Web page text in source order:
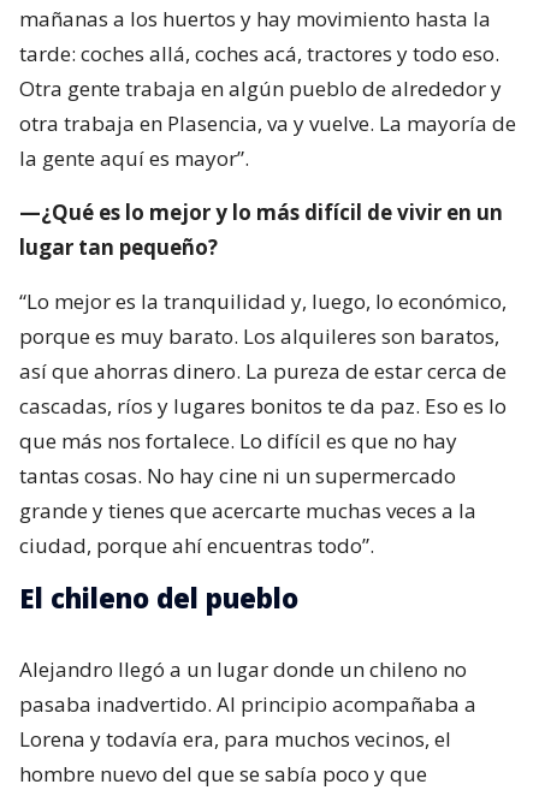
mañanas a los huertos y hay movimiento hasta la
tarde: coches allá, coches acá, tractores y todo eso.
Otra gente trabaja en algún pueblo de alrededor y
otra trabaja en Plasencia, va y vuelve. La mayoría de
la gente aquí es mayor”.
—¿Qué es lo mejor y lo más difícil de vivir en un
lugar tan pequeño?
“Lo mejor es la tranquilidad y, luego, lo económico,
porque es muy barato. Los alquileres son baratos,
así que ahorras dinero. La pureza de estar cerca de
cascadas, ríos y lugares bonitos te da paz. Eso es lo
que más nos fortalece. Lo difícil es que no hay
tantas cosas. No hay cine ni un supermercado
grande y tienes que acercarte muchas veces a la
ciudad, porque ahí encuentras todo”.
El chileno del pueblo
Alejandro llegó a un lugar donde un chileno no
pasaba inadvertido. Al principio acompañaba a
Lorena y todavía era, para muchos vecinos, el
hombre nuevo del que se sabía poco y que